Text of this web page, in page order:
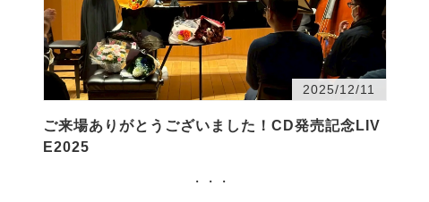
2025/12/11
ご来場ありがとうございました！CD発売記念LIV
E2025
・・・